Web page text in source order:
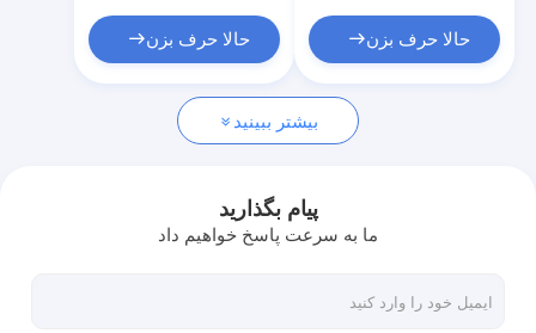
اخبار
قطعات موتور کوماتسو
قطعات موتور کاترپیلار
حالا حرف بزن حالا حرف بزن
بیشتر ببینید
پیام بگذارید
ما به سرعت پاسخ خواهیم داد